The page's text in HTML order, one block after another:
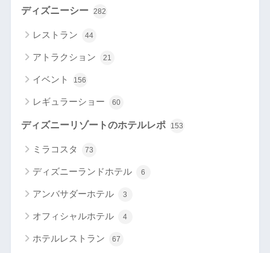
ディズニーシー 282
レストラン 44
アトラクション 21
イベント 156
レギュラーショー 60
ディズニーリゾートのホテルレポ 153
ミラコスタ 73
ディズニーランドホテル 6
アンバサダーホテル 3
オフィシャルホテル 4
ホテルレストラン 67